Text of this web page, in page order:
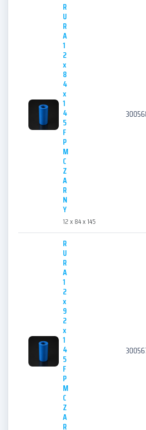
R
U
R
A
1
2
x
8
4
x
1
4
5
F
P
M
C
Z
A
R
N
Y
12 x 84 x 145
R
U
R
A
1
2
x
9
2
x
1
4
5
F
P
M
C
Z
A
R